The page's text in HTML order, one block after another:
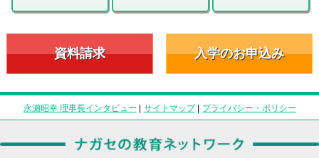
資料請求 入学のお申込み
永瀬昭幸 理事長インタビュー | サイトマップ| プライバシー・ポリシー